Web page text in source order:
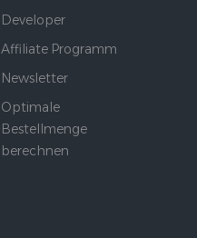
Developer
Affiliate Programm
Newsletter
Optimale
Bestellmenge
berechnen